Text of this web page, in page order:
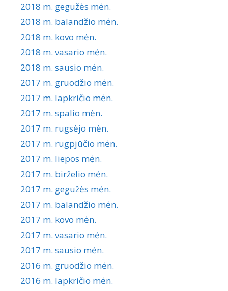
2018 m. gegužės mėn.
2018 m. balandžio mėn.
2018 m. kovo mėn.
2018 m. vasario mėn.
2018 m. sausio mėn.
2017 m. gruodžio mėn.
2017 m. lapkričio mėn.
2017 m. spalio mėn.
2017 m. rugsėjo mėn.
2017 m. rugpjūčio mėn.
2017 m. liepos mėn.
2017 m. birželio mėn.
2017 m. gegužės mėn.
2017 m. balandžio mėn.
2017 m. kovo mėn.
2017 m. vasario mėn.
2017 m. sausio mėn.
2016 m. gruodžio mėn.
2016 m. lapkričio mėn.